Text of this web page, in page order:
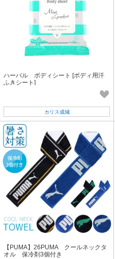
ハーバル ボディシート [ボディ用汗
ふきシート]
カリス成城
【PUMA】26PUMA クールネックタ
オル 保冷剤3個付き